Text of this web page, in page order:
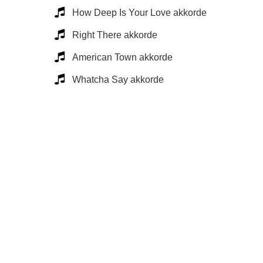
How Deep Is Your Love akkorde
Right There akkorde
American Town akkorde
Whatcha Say akkorde